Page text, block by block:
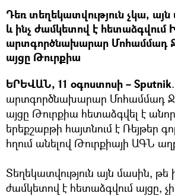
Դեռ տեղեկատվություն չկա, այն
և ինչ ժամկետով է հետաձգվում
արտգործնախարար Մոհամմադ
այցը Թուրքիա
ԵՐԵՎԱՆ, 11 օգոստոսի – Sputnik
արտգործնախարար Մոհամմադ
այցը Թուրքիա հետաձգվել է
երեքշաբթի հայտնում է Ռեյթեր
հղում անելով Թուրքիայի ԱԳՆ
Տեղեկատվություն այն մասին, թե
ժամկետով է հետաձգվում այցը,